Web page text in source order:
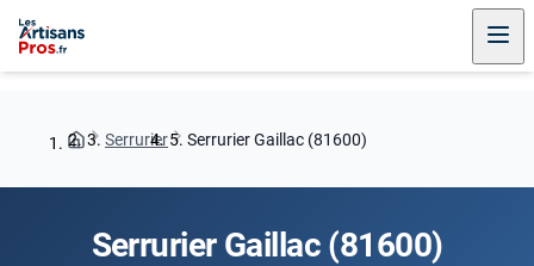
Serrurier Serrurier Gaillac (81600)
Serrurier Gaillac (81600)